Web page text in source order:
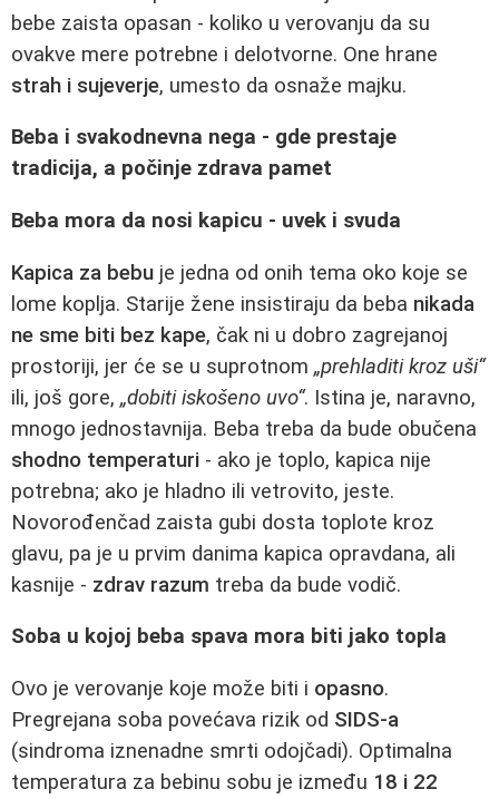
bebe zaista opasan - koliko u verovanju da su
ovakve mere potrebne i delotvorne. One hrane
strah i sujeverje, umesto da osnaže majku.
Beba i svakodnevna nega - gde prestaje
tradicija, a počinje zdrava pamet
Beba mora da nosi kapicu - uvek i svuda
Kapica za bebu je jedna od onih tema oko koje se
lome koplja. Starije žene insistiraju da beba nikada
ne sme biti bez kape, čak ni u dobro zagrejanoj
prostoriji, jer će se u suprotnom „prehladiti kroz uši“
ili, još gore, „dobiti iskošeno uvo“. Istina je, naravno,
mnogo jednostavnija. Beba treba da bude obučena
shodno temperaturi - ako je toplo, kapica nije
potrebna; ako je hladno ili vetrovito, jeste.
Novorođenčad zaista gubi dosta toplote kroz
glavu, pa je u prvim danima kapica opravdana, ali
kasnije - zdrav razum treba da bude vodič.
Soba u kojoj beba spava mora biti jako topla
Ovo je verovanje koje može biti i opasno.
Pregrejana soba povećava rizik od SIDS-a
(sindroma iznenadne smrti odojčadi). Optimalna
temperatura za bebinu sobu je između 18 i 22